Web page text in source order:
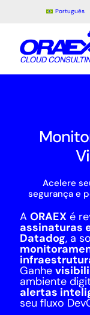
Português
Acelere
segurança e
A ORAEX é
assinaturas
Datadog, a
Ganhe
ambiente
alertas
seu fluxo